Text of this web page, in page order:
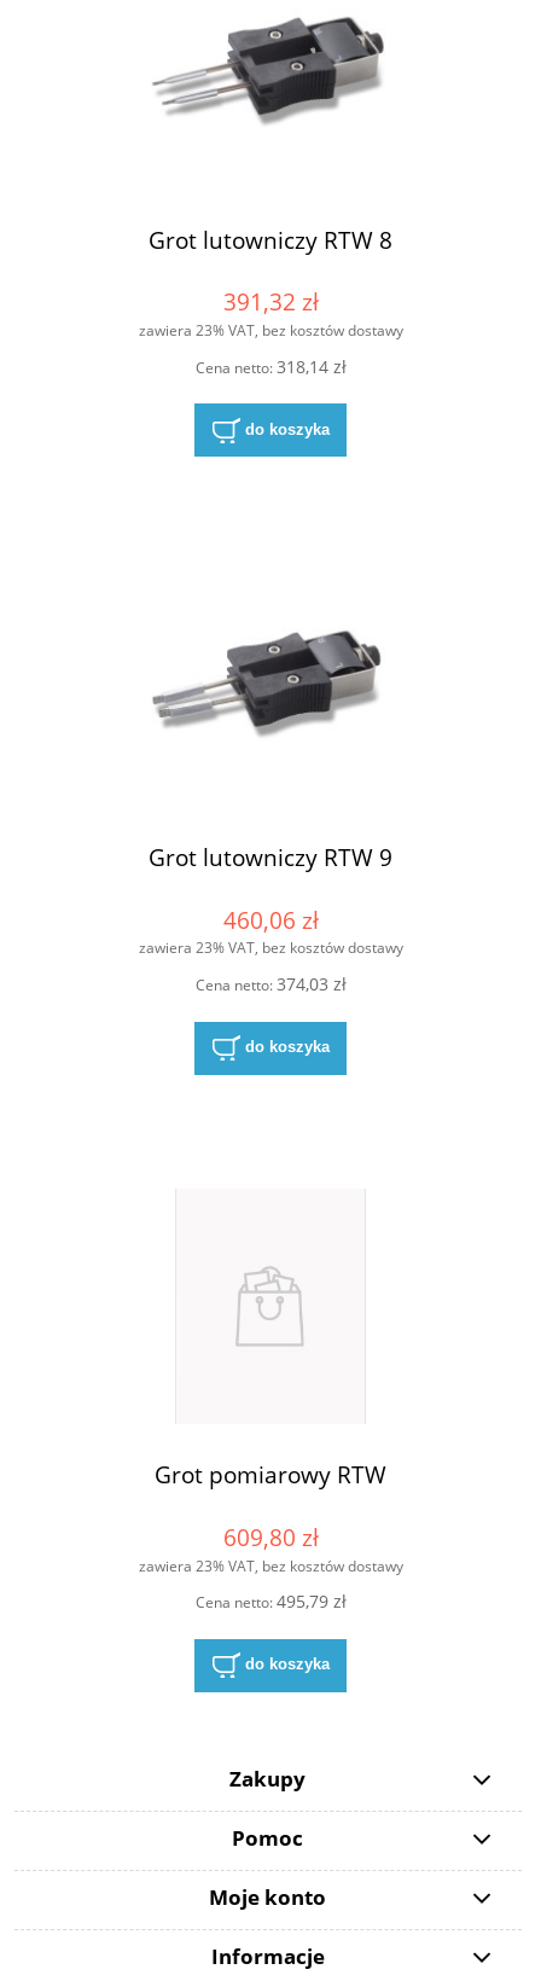
Grot lutowniczy RTW 8
391,32 zł
zawiera 23% VAT, bez kosztów dostawy
Cena netto:318,14 zł
do koszyka
Grot lutowniczy RTW 9
460,06 zł
zawiera 23% VAT, bez kosztów dostawy
Cena netto:374,03 zł
do koszyka
Grot pomiarowy RTW
609,80 zł
zawiera 23% VAT, bez kosztów dostawy
Cena netto:495,79 zł
do koszyka
Zakupy
Pomoc
Moje konto
Informacje